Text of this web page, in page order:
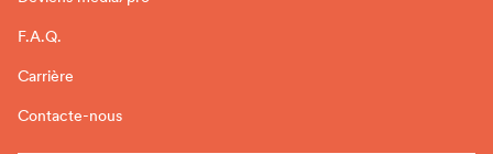
F.A.Q.
Carrière
Contacte-nous